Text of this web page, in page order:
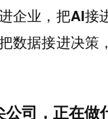
企业，把AI接
数据接进决策
司，正在做